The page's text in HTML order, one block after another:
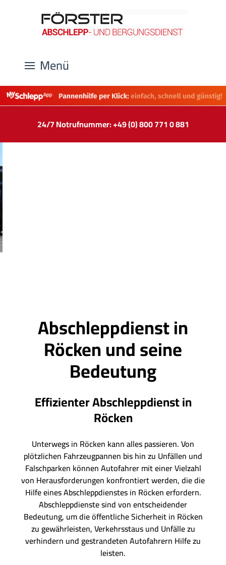
Menü
24/7 Notrufnummer: +49 (0) 800 771 0 881
Abschleppdienst in
Röcken und seine
Bedeutung
Effizienter Abschleppdienst in
Röcken
Unterwegs in Röcken kann alles passieren. Von
plötzlichen Fahrzeugpannen bis hin zu Unfällen und
Falschparken können Autofahrer mit einer Vielzahl
von Herausforderungen konfrontiert werden, die die
Hilfe eines Abschleppdienstes in Röcken erfordern.
Abschleppdienste sind von entscheidender
Bedeutung, um die öffentliche Sicherheit in Röcken
zu gewährleisten, Verkehrsstaus und Unfälle zu
verhindern und gestrandeten Autofahrern Hilfe zu
leisten.